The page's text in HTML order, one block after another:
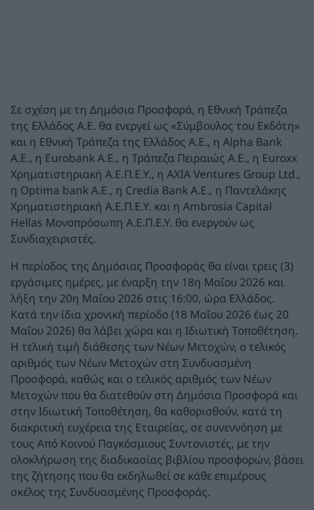
Σε σχέση με τη Δημόσια Προσφορά, η Εθνική Τράπεζα
της Ελλάδος Α.Ε. θα ενεργεί ως «Σύμβουλος του Εκδότη»
και η Εθνική Τράπεζα της Ελλάδος Α.Ε., η Alpha Bank
Α.Ε., η Eurobank Α.Ε., η Τράπεζα Πειραιώς Α.Ε., η Euroxx
Χρηματιστηριακή Α.Ε.Π.Ε.Υ., η AXIA Ventures Group Ltd.,
η Optima bank Α.Ε., η Credia Bank Α.Ε., η Παντελάκης
Χρηματιστηριακή Α.Ε.Π.Ε.Υ. και η Ambrosia Capital
Hellas Μονοπρόσωπη Α.Ε.Π.Ε.Υ. θα ενεργούν ως
Συνδιαχειριστές.
Η περίοδος της Δημόσιας Προσφοράς θα είναι τρεις (3)
εργάσιμες ημέρες, με έναρξη την 18η Μαΐου 2026 και
λήξη την 20η Μαΐου 2026 στις 16:00, ώρα Ελλάδος.
Κατά την ίδια χρονική περίοδο (18 Μαΐου 2026 έως 20
Μαΐου 2026) θα λάβει χώρα και η Ιδιωτική Τοποθέτηση.
Η τελική τιμή διάθεσης των Νέων Μετοχών, ο τελικός
αριθμός των Νέων Μετοχών στη Συνδυασμένη
Προσφορά, καθώς και ο τελικός αριθμός των Νέων
Μετοχών που θα διατεθούν στη Δημόσια Προσφορά και
στην Ιδιωτική Τοποθέτηση, θα καθορισθούν, κατά τη
διακριτική ευχέρεια της Εταιρείας, σε συνεννόηση με
τους Από Κοινού Παγκόσμιους Συντονιστές, με την
ολοκλήρωση της διαδικασίας βιβλίου προσφορών, βάσει
της ζήτησης που θα εκδηλωθεί σε κάθε επιμέρους
σκέλος της Συνδυασμένης Προσφοράς.